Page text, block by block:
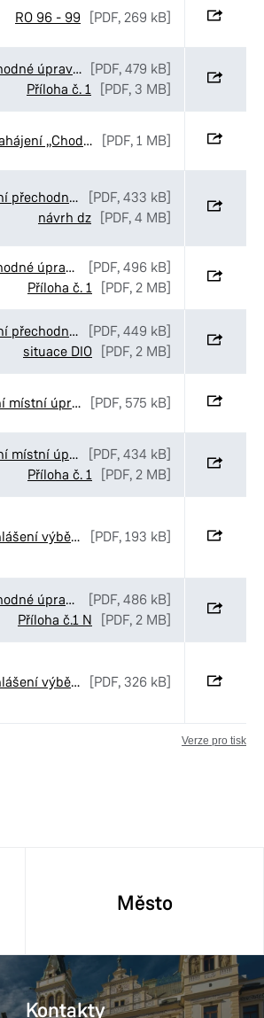
RO 96 - 99 [PDF, 269 kB]
Stanovení přechodné úpravy provozu v ulici Kyjevská v Pardubicích [PDF, 479 kB]
Příloha č. 1 [PDF, 3 MB]
Vyrozumění o zahájení „Chodníky v ulici Staňkova“, Pardubice [PDF, 1 MB]
vv oop stanovení přechodné úpravy Elpo Kostěnice
[PDF, 433 kB]
návrh dz [PDF, 4 MB]
Stanovení přechodné úpravy provozu v ulici Havlíčkova v Pardubicích
[PDF, 496 kB]
Příloha č. 1 [PDF, 2 MB]
vv oop stanovení přechodné úpravy Gasco Krátká
[PDF, 449 kB]
situace DIO [PDF, 2 MB]
Návrh stanovení místní úpravy v ulici Palackého třída v Pardubicích [PDF, 575 kB]
vv oop stanovení místní úpravy provozu Rokytno
[PDF, 434 kB]
Příloha č. 1 [PDF, 2 MB]
Oznámení o vyhlášení výběrového řízení č. 52-2026 [PDF, 193 kB]
Stanovení přechodné úpravy provozu v ulici Palackého třída v Pardubicích
[PDF, 486 kB]
Příloha č.1 N
[PDF, 2 MB]
Oznámení o vyhlášení výběrového řízení č. 51-2026 [PDF, 326 kB]
Verze pro tisk
Město
Kontakty